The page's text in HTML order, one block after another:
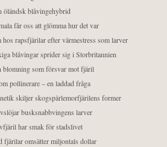
öländsk blåvingehybrid
får oss att glömma hur det var
rapsfjärilar efter värmestress som larver
blåvingar sprider sig i Storbritannien
blomning som försvar mot fjäril
pollinerare – en laddad fråga
skiljer skogspärlemorfjärilens former
busksnabbvingens larver
har smak för stadslivet
fjärilar omsätter miljontals dollar